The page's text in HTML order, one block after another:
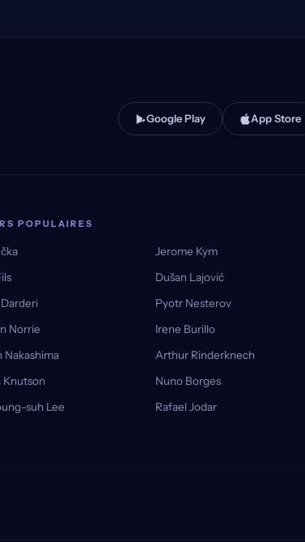
Google Play App Store
POPULAIRES
Norrie
Nakashima
Knutson
suh Lee
Jerome Kym
Dušan Lajović
Pyotr Nesterov
Irene Burillo
Arthur Rinderknech
Nuno Borges
Rafael Jodar